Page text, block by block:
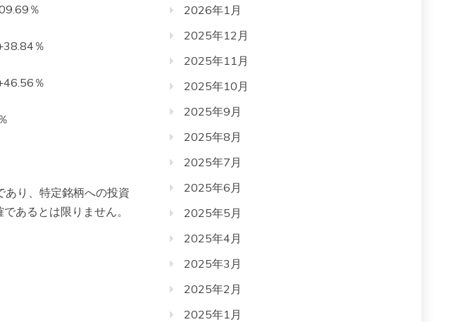
％
％
％
り、特定銘柄への投資
あるとは限りません。
2026年1月
2025年12月
2025年11月
2025年10月
2025年9月
2025年8月
2025年7月
2025年6月
2025年5月
2025年4月
2025年3月
2025年2月
2025年1月